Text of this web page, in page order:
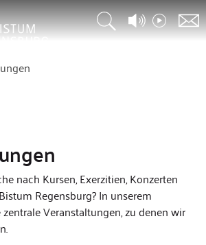
nach Kursen, Exerzitien, Konzerten
Regensburg? In unserem
Veranstaltungen, zu denen wir